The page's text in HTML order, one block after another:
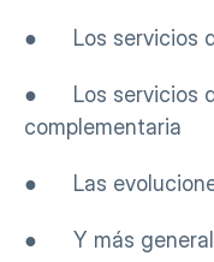
●      Los
●      Los
complementaria
●      Las
●      Y más